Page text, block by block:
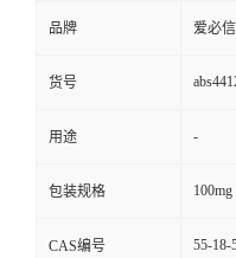
品牌 爱必
货号
用途 -
包装规格 100mg
CAS编号 55-18-